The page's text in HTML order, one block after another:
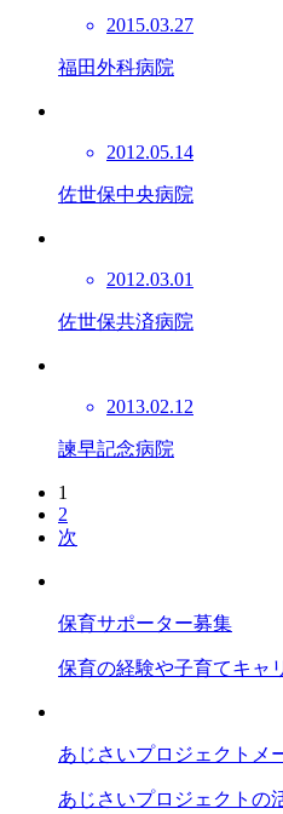
2015.03.27
福田外科病院
2012.05.14
佐世保中央病院
2012.03.01
佐世保共済病院
2013.02.12
諫早記念病院
1
2
次
保育サポーター募集
保育の経験や子育てキャ
あじさいプロジェクトメ
あじさいプロジェクトの